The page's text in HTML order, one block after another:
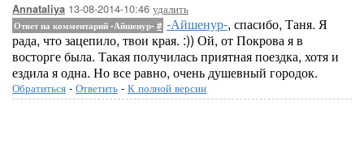
Annataliya 13-08-2014-10:46 удалить
Ответ на комментарий -Айшенур- # -Айшенур-, спасибо, Таня. Я
рада, что зацепило, твои края. :)) Ой, от Покрова я в
восторге была. Такая получилась приятная поездка, хотя и
ездила я одна. Но все равно, очень душевный городок.
Обратиться - Ответить - К полной версии